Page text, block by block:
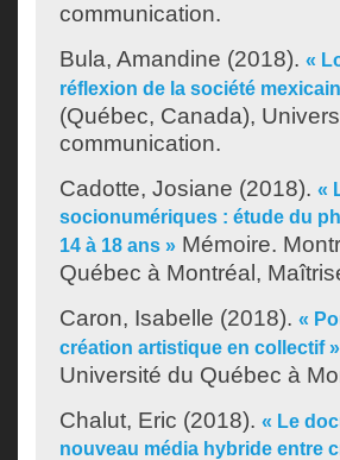
communication.
Bula, Amandine (2018). «
réflexion de la société
(Québec, Canada),
communication.
Cadotte, Josiane (2018). «
socionumériques : étude du
14 à 18 ans » Mémoire.
Québec à Montréal,
Caron, Isabelle (2018). «
création artistique en collectif »
Université du Québec à
Chalut, Eric (2018). « Le
nouveau média hybride entre